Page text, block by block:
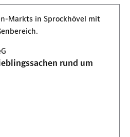
rund um